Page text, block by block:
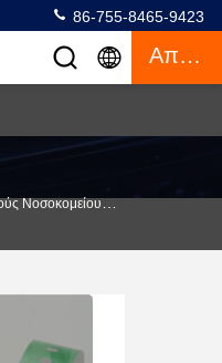
86-755-8465-9423
Απόσπασμα
Νοσοκομείου >